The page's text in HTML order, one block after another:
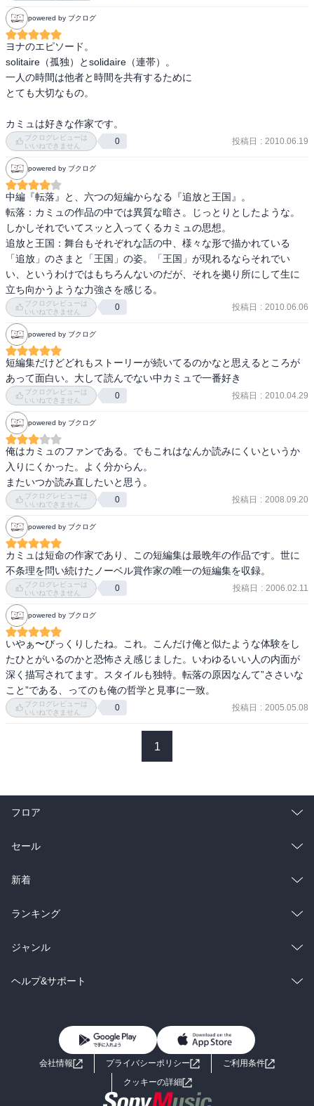
ろ現今の社会でこそ如実に伝わる迫真性を持つと言える。ただし、
作者カミュは、もちろんそうした普遍性を意識していたとはいえ、
発端としてはもっと個人的な、当時に特有の事情でこの小説に着手
している。その経緯に以下で触れたい。
一九一三年 一一月七日、当時フランス領だったアルジェリアの東端
に位置する地中海沿岸の町モンドヴィ（現ドレアン） に生まれる。
ンはワインの樽詰め職人だった。
一九二一年 七歳 カミュ一家はアルジェのリヨン通りに転居する。家
政婦をして生計を立てる母カトリーヌ、強権的な支配者として振る
舞う祖母（カトリーヌの実母）、四歳年上の兄リュシアン、 聾 啞 に
近い叔父エティエンヌとの五人暮らしだった。
一九五八年 四四歳 三月、スウェーデンから帰国後、重い不安神経症
に見舞われるが、そんななか、デンマーク人の若い女子学生と新た
な恋を実らせる。この女性はカミュの『手帖』にＭｉというイニシ
ャルで登場する。 六月、マリア・カザレス、親友のミシェル・ガリ
マール、ミシェルの妻ジャニーヌと一か月近いギリシア旅行をおこ
なう。 九月、南仏の小村ルールマランに住居を購入する。
一九五九年 四五歳 一月、ドストエフスキーの小説『悪霊』を翻案・
演出し、パリのアントワーヌ座で初演に至る。 一一月一五日、ルー
ルマランに帰る。
この究極の選択を迫られる男が小学校の教師ということは、その職
業が、なによりも現代人の精神を広く長く次世代へと継承させてい
く象徴的な存在であるという意味で、事態の深刻さはいや増しま
す。彼が身を以て示す選択が、彼の次の世代へと受け継がれていっ
てしまう恐れがそこには込められている。彼の選択が汚点であった
としても、それは次世代に引き継がれてしまう。
そこでカミュが大事にするのは、信義や人情といった人間らしい判
断であって、政治的イデオロギーとはまた違う次元の価値観なので
す。冒頭の引用にあるように、「この男を引き渡すのは信義にもと
る振る舞いだ」とダリュは人知れず述懐します。
もちろん、「フランスの仲間たち」にも「アラビア人」にも、彼は
呪いの念を思わず抱いてします。なんでこんなことをおれがやらな
きゃいけないんだ、といわんばかりのダリュの腹立ちが伝わってき
ます。
けれども、彼はそこから逃げない。
引き裂かれてあるなら、そのまま受け入れてやる。不条理がなん
だ、おれはそれを生きてみせる。
説明過多に陥らないカミュの筆によるためか、ダリュ自身の口数は
決して多くはありませんが、背中で語り行動で示す男の覚悟がそこ
に自然と立ち上がってくるのです。そしてそれは、アルジェリア戦
争において、リスクがあると心底理解していながらも「争いをやめ
よう」と言い切ったカミュの背中に重なるのです。
そして2015年、フランスは、まさにこのカミュ的な問題を突きつけ
てくる事件に直面したのでした。https://www.youtube.com/watch?
v=77G5AmsL9xQ
powered by ブクログ
ヨナのエピソード。
solitaire（孤独）とsolidaire（連帯）。
一人の時間は他者と時間を共有するために
とても大切なもの。
カミュは好きな作家です。
ブクログレビューは
いいねできません
0 投稿日 : 2010.06.19
powered by ブクログ
中編『転落』と、六つの短編からなる『追放と王国』。
転落：カミュの作品の中では異質な暗さ。じっとりとしたような。
しかしそれでいてスッと入ってくるカミュの思想。
追放と王国：舞台もそれぞれな話の中、様々な形で描かれている
「追放」のさまと「王国」の姿。「王国」が現れるならそれでい
い、というわけではもちろんないのだが、それを拠り所にして生に
立ち向かうような力強さを感じる。
ブクログレビューは
いいねできません
0 投稿日 : 2010.06.06
powered by ブクログ
短編集だけどどれもストーリーが続いてるのかなと思えるところが
あって面白い。大して読んでない中カミュで一番好き
ブクログレビューは
いいねできません
0 投稿日 : 2010.04.29
powered by ブクログ
俺はカミュのファンである。でもこれはなんか読みにくいというか
入りにくかった。よく分からん。
またいつか読み直したいと思う。
ブクログレビューは
いいねできません
0 投稿日 : 2008.09.20
powered by ブクログ
カミュは短命の作家であり、この短編集は最晩年の作品です。世に
不条理を問い続けたノーベル賞作家の唯一の短編集を収録。
ブクログレビューは
いいねできません
0 投稿日 : 2006.02.11
powered by ブクログ
いやぁ〜びっくりしたね。これ。こんだけ俺と似たような体験をし
たひとがいるのかと恐怖さえ感じました。いわゆるいい人の内面が
深く描写されてます。スタイルも独特。転落の原因なんて”ささいな
こと”である、ってのも俺の哲学と見事に一致。
ブクログレビューは
いいねできません
0 投稿日 : 2005.05.08
1
フロア
総合
ラノベ
雑誌・グラビア
BL・TL
セール
総合
ラノベ
雑誌・グラビア
BL・TL
新着
総合
ラノベ
雑誌・グラビア
ランキング
総合
ラノベ
ジャンル
コミック
ライトノベル 男子向けラノベ
小説
ヘルプ&サポート
よくあるご質問 お問い合わせ
会社情報 プライバシーポリシー
ご利用条件
クッキーの詳細